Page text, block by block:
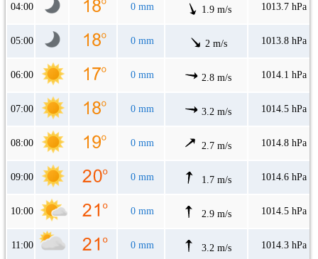
04:00 0 mm 1.9 m/s 1013.7 hPa
05:00 0 mm 2 m/s 1013.8 hPa
06:00 0 mm 2.8 m/s 1014.1 hPa
07:00 0 mm 3.2 m/s 1014.5 hPa
08:00 0 mm 2.7 m/s 1014.8 hPa
09:00 0 mm 1.7 m/s 1014.6 hPa
10:00 0 mm 2.9 m/s 1014.5 hPa
11:00 0 mm 3.2 m/s 1014.3 hPa